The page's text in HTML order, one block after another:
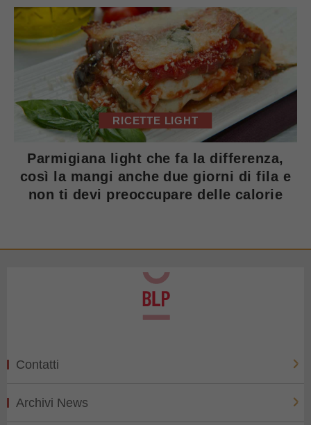
RICETTE LIGHT
Parmigiana light che fa la differenza,
così la mangi anche due giorni di fila e
non ti devi preoccupare delle calorie
Contatti
Archivi News